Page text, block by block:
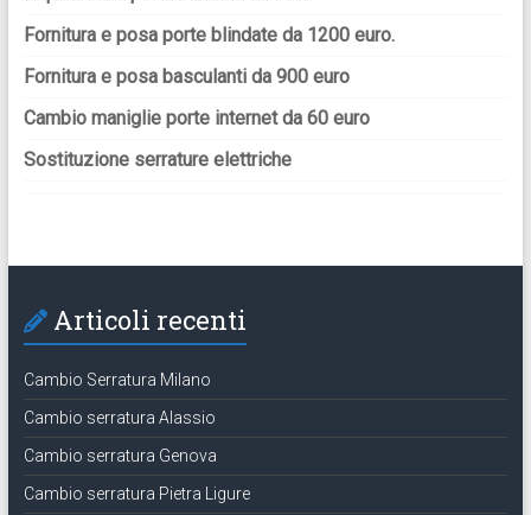
Fornitura e posa porte blindate da 1200 euro.
Fornitura e posa basculanti da 900 euro
Cambio maniglie porte internet da 60 euro
Sostituzione serrature elettriche
Articoli recenti
Cambio Serratura Milano
Cambio serratura Alassio
Cambio serratura Genova
Cambio serratura Pietra Ligure